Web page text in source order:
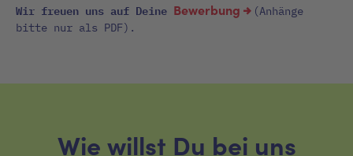
Wir freuen uns auf Deine Bewerbung
(Anhänge
bitte nur als PDF).
Wie willst Du bei uns